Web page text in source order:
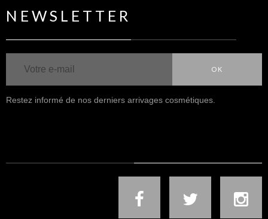
NEWSLETTER
OK
Restez informé de nos derniers arrivages cosmétiques.